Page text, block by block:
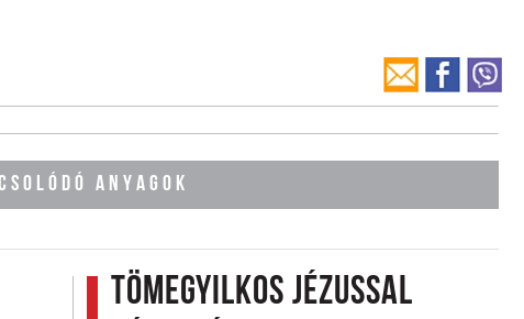
ANYAGOK
Tömegyilkos Jézussal